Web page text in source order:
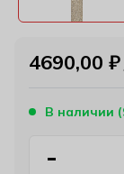
4690,00 ₽
В наличии